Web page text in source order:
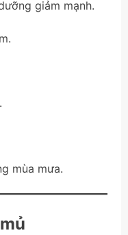
giảm mạnh.
mùa mưa.